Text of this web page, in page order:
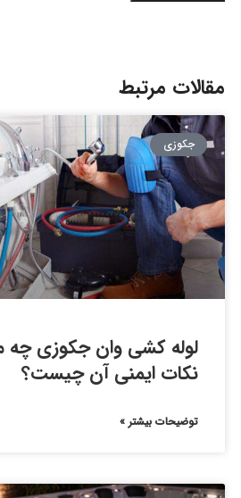
مقالات مرتبط
جکوزی
لوله کشی وان جکوزی چه
نکات ایمنی آن چیست؟
توضیحات بیشتر »